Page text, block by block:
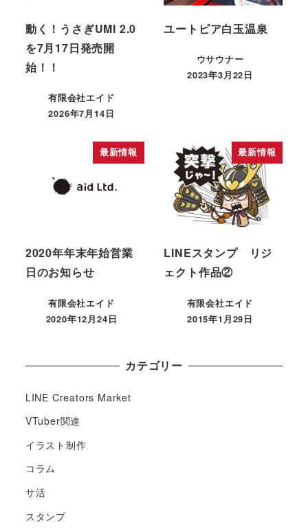
動く！うさぎUMI 2.0
を7月17日発売開
始！！
有限会社エイド
2026年7月14日
ユートピア白玉温泉
ウサウナー
2023年3月22日
最新情報
2020年年末年始営業
日のお知らせ
有限会社エイド
2020年12月24日
最新情報
LINEスタンプ リジ
ェクト作品②
有限会社エイド
2015年1月29日
カテゴリー
LINE Creators Market
VTuber関連
イラスト制作
コラム
サ活
スタンプ